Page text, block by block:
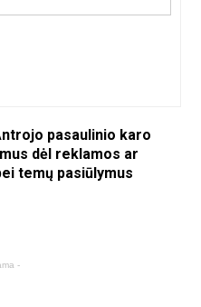
pasaulinio karo
dėl reklamos ar
temų pasiūlymus
-